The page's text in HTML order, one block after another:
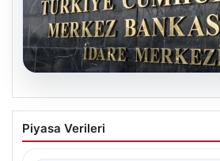
08.08.2026
Nisan Ayı TCMB
Ekonomistlerin Faiz
Piyasa Verileri